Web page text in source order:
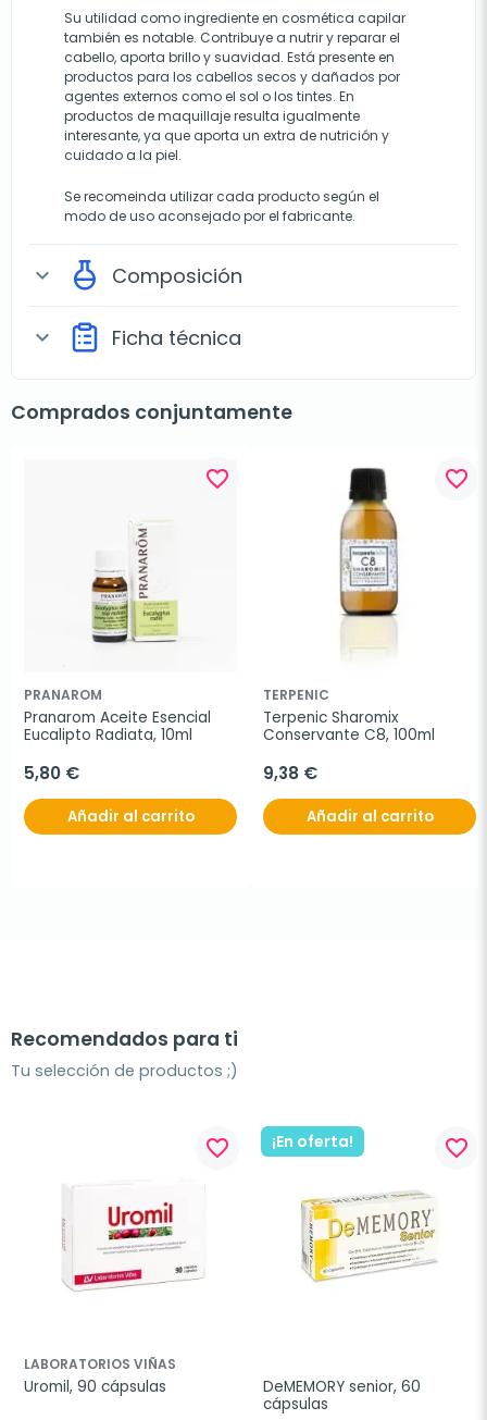
Su utilidad como ingrediente en cosmética capilar
también es notable. Contribuye a nutrir y reparar el
cabello, aporta brillo y suavidad. Está presente en
productos para los cabellos secos y dañados por
agentes externos como el sol o los tintes. En
productos de maquillaje resulta igualmente
interesante, ya que aporta un extra de nutrición y
cuidado a la piel.
Se recomeinda utilizar cada producto según el
modo de uso aconsejado por el fabricante.
expand_more Composición
expand_more Ficha técnica
Comprados conjuntamente
favorite_border
PRANAROM
Pranarom Aceite Esencial
Eucalipto Radiata, 10ml
5,80 €
Añadir al carrito
favorite_border
TERPENIC
Terpenic Sharomix
Conservante C8, 100ml
9,38 €
Añadir al carrito
Recomendados para ti
Tu selección de productos ;)
favorite_border
LABORATORIOS VIÑAS
Uromil, 90 cápsulas
¡En oferta! favorite_border
DeMEMORY senior, 60
cápsulas